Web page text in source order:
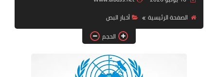
الصفحة الرئيسية
أخبار ‏البص
الحجم